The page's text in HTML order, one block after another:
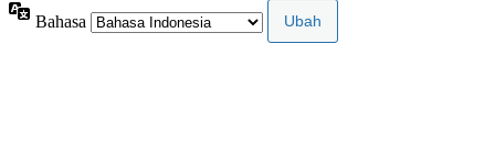
Bahasa